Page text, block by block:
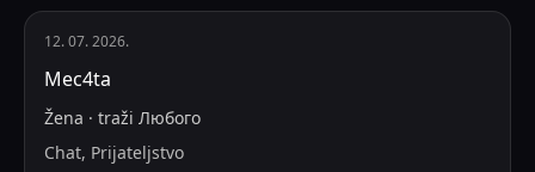
12. 07. 2026.
Mec4ta
Žena · traži Любого
Chat, Prijateljstvo